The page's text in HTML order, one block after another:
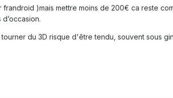
)mais mettre moins de 200€ ca reste
du 3D risque d'être tendu, souvent sous